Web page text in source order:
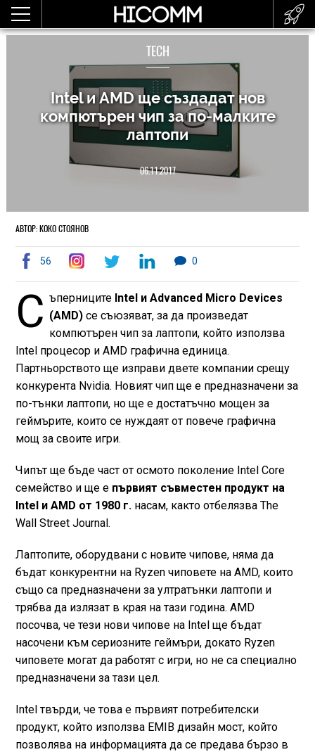
TECH
Intel и AMD ще създадат нов
компютърен чип за по-малките
лаптопи
06.11.2017
АВТОР: КОКО СТОЯНОВ
56 0
С ъперниците Intel и Advanced Micro Devices
(AMD) се съюзяват, за да произведат
компютърен чип за лаптопи, който използва
Intel процесор и AMD графична единица.
Партньорството ще изправи двете компании срещу
конкурента Nvidia. Новият чип ще е предназначени за
по-тънки лаптопи, но ще е достатъчно мощен за
геймърите, които се нуждаят от повече графична
мощ за своите игри.
Чипът ще бъде част от осмото поколение Intel Core
семейство и ще е първият съвместен продукт на
Intel и AMD от 1980 г.насам, както отбелязва The
Wall Street Journal.
Лаптопите, оборудвани с новите чипове, няма да
бъдат конкурентни на Ryzen чиповете на AMD, които
също са предназначени за ултратънки лаптопи и
трябва да излязат в края на тази година. AMD
посочва, че тези нови чипове на Intel ще бъдат
насочени към сериозните геймъри, докато Ryzen
чиповете могат да работят с игри, но не са специално
предназначени за тази цел.
Intel твърди, че това е първият потребителски
продукт, който използва EMIB дизайн мост, който
позволява на информацията да се предава бързо в